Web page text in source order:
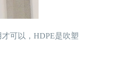
可以，HDPE是吹塑